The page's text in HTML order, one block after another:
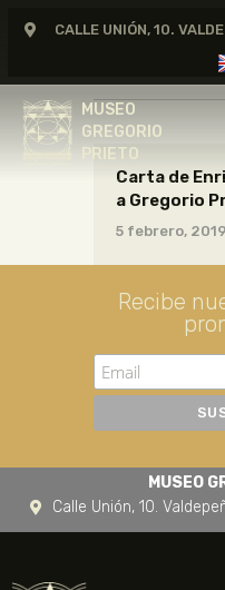
CALLE UNIÓN, 10.
MUSEO
GREGORIO
PRIETO
GREGORIO
MUSEO
CERTAMEN
FUNDACIÓN
TIENDA
NOTICIAS
Carta de
a Gregorio
5 febrero, 2019
Recibe
MUSEO
Calle Unión, 10.